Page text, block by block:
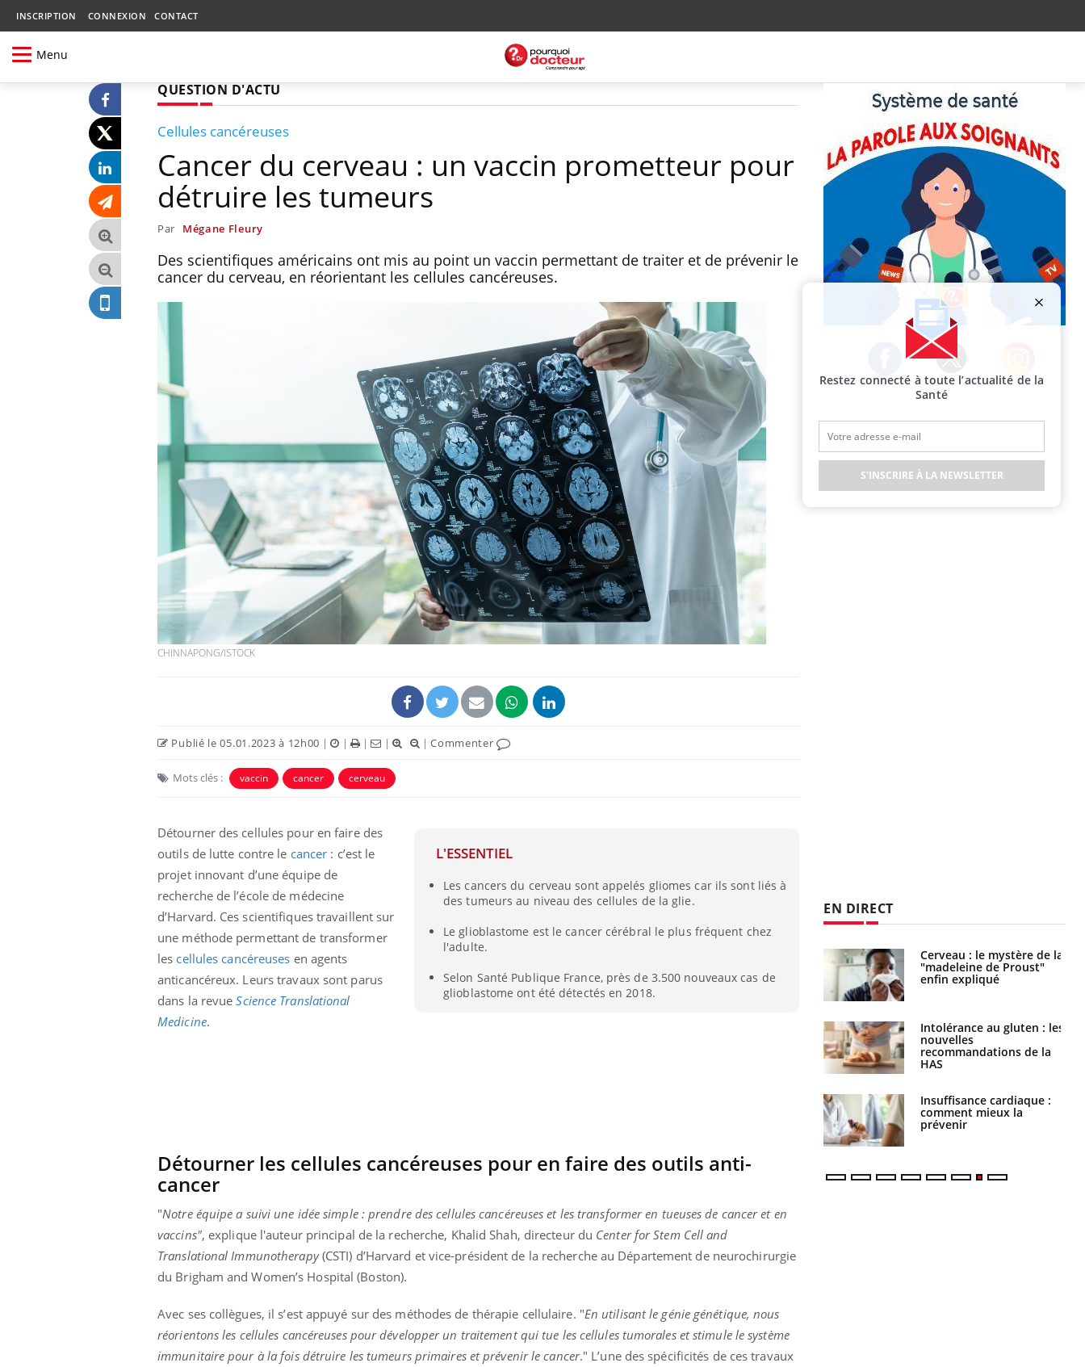
INSCRIPTION CONNEXION CONTACT
Menu
QUESTION D'ACTU
Cellules cancéreuses
Cancer du cerveau : un vaccin prometteur pour
détruire les tumeurs
Par Mégane Fleury
Des scientifiques américains ont mis au point un vaccin permettant de traiter et de prévenir le
cancer du cerveau, en réorientant les cellules cancéreuses.
CHINNAPONG/ISTOCK
Publié le 05.01.2023 à 12h00 | | | | |Commenter
Mots clés : vaccin cancer cerveau
L'ESSENTIEL
Les cancers du cerveau sont appelés gliomes car ils sont liés à
des tumeurs au niveau des cellules de la glie.
Le glioblastome est le cancer cérébral le plus fréquent chez
l'adulte.
Selon Santé Publique France, près de 3.500 nouveaux cas de
glioblastome ont été détectés en 2018.
Détourner des cellules pour en faire des
outils de lutte contre le cancer : c’est le
projet innovant d’une équipe de
recherche de l’école de médecine
d’Harvard. Ces scientifiques travaillent sur
une méthode permettant de transformer
les cellules cancéreuses en agents
anticancéreux. Leurs travaux sont parus
dans la revueScience Translational
Medicine.
Détourner les cellules cancéreuses pour en faire des outils anti-
cancer
"Notre équipe a suivi une idée simple : prendre des cellules cancéreuses et les transformer en tueuses de cancer et en
vaccins", explique l'auteur principal de la recherche, Khalid Shah, directeur du Center for Stem Cell and
Translational Immunotherapy(CSTI) d’Harvard et vice-président de la recherche au Département de neurochirurgie
du Brigham and Women’s Hospital (Boston).
Avec ses collègues, il s’est appuyé sur des méthodes de thérapie cellulaire. "En utilisant le génie génétique, nous
réorientons les cellules cancéreuses pour développer un traitement qui tue les cellules tumorales et stimule le système
immunitaire pour à la fois détruire les tumeurs primaires et prévenir le cancer." L’une des spécificités de ces travaux
Facebook Twitter Instagram
EN DIRECT
Mordue par un
barracuda, une petite fille
secourue grâce à un
Légionellose en Suisse :
Comment gérer le
vacances ? enfin expliqué
Le décalage des horaires
d'été : quel impact sur le
sommeil ?
Grossesse : ces polluants
pourraient influencer le
poids des enfants
Autisme : pourquoi le
cerveau reconnaît-il les
visages autrement ?
Restez connecté à toute l’actualité de la
Santé
S'INSCRIRE À LA NEWSLETTER